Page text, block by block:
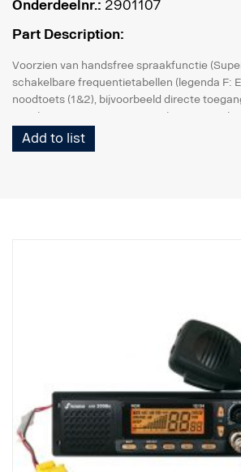
Onderdeelnr.: 2901107
Part Description:
Voorzien van handsfree spraakfunctie
schakelbare frequentietabellen (legenda F:
noodtoets (1&2), bijvoorbeeld directe
ANL (Automatic Noise Limiter (automatische
Beep en Roger Beep, ToT (time-out-timer), 6-
microfoonaansluiting. Led-display met 7
Certificering met E-markering (E24 10R-05
Informeer naar de geldende wettelijke
alvorens de transceiver te gebruiken. Neem
wettelijke bepalingen in acht en registreer
verplicht is.
Add to list